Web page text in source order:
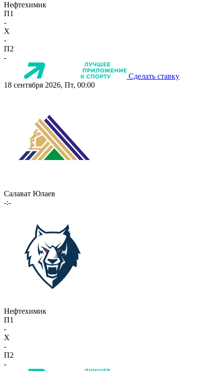
Нефтехимик
П1
-
X
-
П2
-
Сделать ставку
18 сентября 2026, Пт, 00:00
Салават Юлаев
-:-
Нефтехимик
П1
-
X
-
П2
-